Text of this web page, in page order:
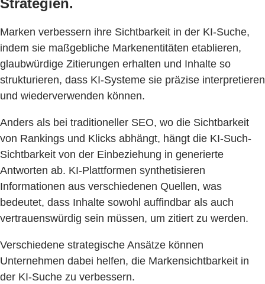
Strategien.
Marken verbessern ihre Sichtbarkeit in der KI-Suche,
indem sie maßgebliche Markenentitäten etablieren,
glaubwürdige Zitierungen erhalten und Inhalte so
strukturieren, dass KI-Systeme sie präzise interpretieren
und wiederverwenden können.
Anders als bei traditioneller SEO, wo die Sichtbarkeit
von Rankings und Klicks abhängt, hängt die KI-Such-
Sichtbarkeit von der Einbeziehung in generierte
Antworten ab. KI-Plattformen synthetisieren
Informationen aus verschiedenen Quellen, was
bedeutet, dass Inhalte sowohl auffindbar als auch
vertrauenswürdig sein müssen, um zitiert zu werden.
Verschiedene strategische Ansätze können
Unternehmen dabei helfen, die Markensichtbarkeit in
der KI-Suche zu verbessern.